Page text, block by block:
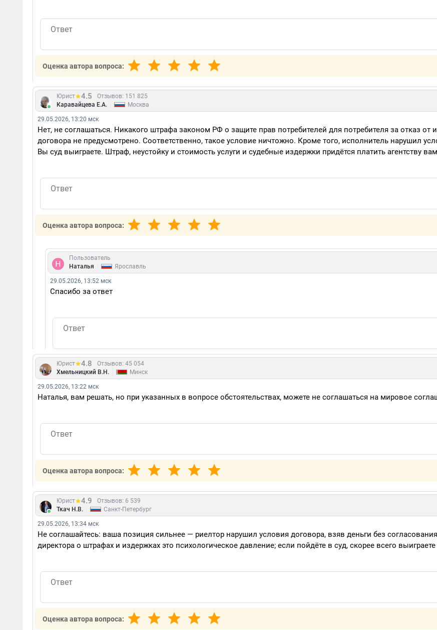
Оценка автора вопроса:
Юрист 4.5
Отзывов: 151 825
Каравайцева Е.А.
Москва
29.05.2026, 13:20 мск
Нет, не соглашаться. Никакого штрафа законом РФ о защите прав потребителей для потребителя за отказ от
договора не предусмотрено. Соответственно, такое условие ничтожно. Кроме того, исполнитель нарушил
Вы суд выиграете. Штраф, неустойку и стоимость услуги и судебные издержки придётся платить агентству
Оценка автора вопроса:
Пользователь
Наталья
Ярославль
29.05.2026, 13:52 мск
Спасибо за ответ
Юрист 4.8
Отзывов: 45 054
Хмельницкий В.Н.
Минск
29.05.2026, 13:22 мск
Наталья, вам решать, но при указанных в вопросе обстоятельствах, можете не соглашаться на мировое
Оценка автора вопроса:
Юрист 4.9
Отзывов: 6 539
Ткач Н.В.
Санкт-Петербург
29.05.2026, 13:34 мск
Не соглашайтесь: ваша позиция сильнее — риелтор нарушил условия договора, взяв деньги без
директора о штрафах и издержках это психологическое давление; если пойдёте в суд, скорее всего выиграете
Оценка автора вопроса: